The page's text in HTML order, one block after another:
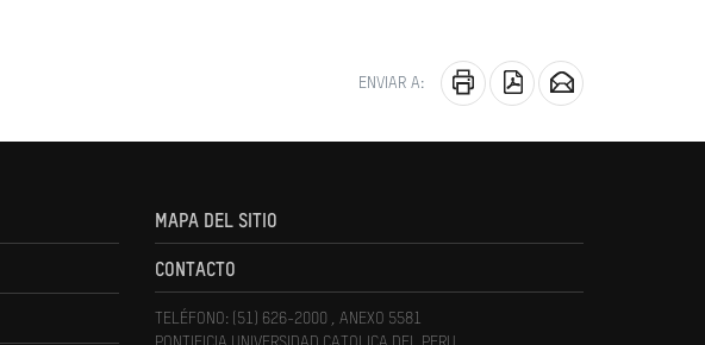
ENVIAR A:
MAPA DEL SITIO
CONTACTO
TELÉFONO: (51) 626-2000 , ANEXO 5581